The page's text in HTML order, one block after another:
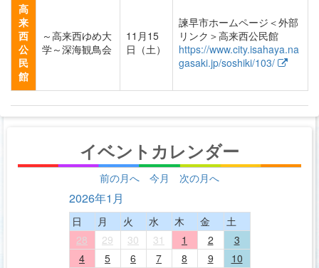
高
来
西
公
民
館
～高来西ゆめ大
学～深海観鳥会
11月15
日（土）
諫早市ホームページ＜外部
リンク＞高来西公民館
https://www.city.isahaya.na
gasaki.jp/soshiki/103/
イベントカレンダー
前の月へ 今月 次の月へ
2026年1月
日 月 火 水 木 金
土
28
29 30 31 1 2
3
4
5 6 7 8 9
10